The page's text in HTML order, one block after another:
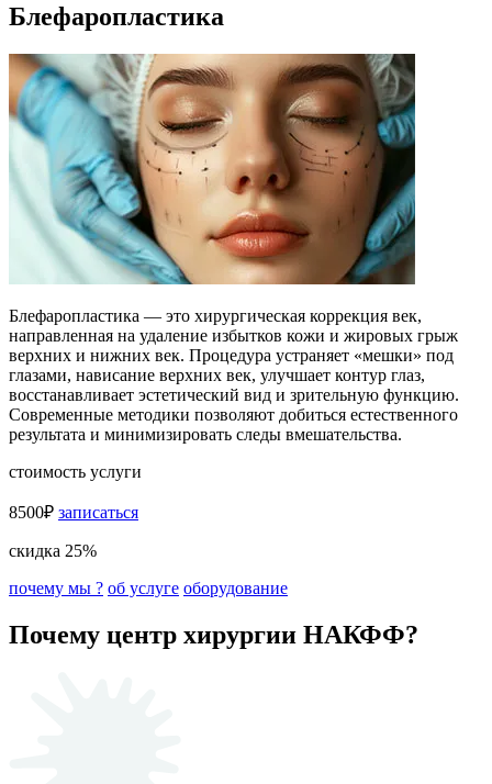
Блефаропластика
Блефаропластика — это хирургическая коррекция век,
направленная на удаление избытков кожи и жировых грыж
верхних и нижних век. Процедура устраняет «мешки» под
глазами, нависание верхних век, улучшает контур глаз,
восстанавливает эстетический вид и зрительную функцию.
Современные методики позволяют добиться естественного
результата и минимизировать следы вмешательства.
стоимость услуги
8500₽ записаться
скидка 25%
почему мы ? об услуге оборудование
Почему центр хирургии НАКФФ?